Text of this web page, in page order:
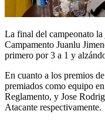
La final del campeonato
Campamento Juanlu
primero por 3 a 1 y
En cuanto a los premios
premiados como equipo
Reglamento, y Jose
Atacante respectivamente.